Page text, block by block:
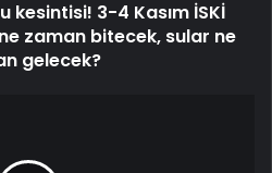
kesintisi! 3-4 Kasım İSKİ
zaman bitecek, sular ne
gelecek?